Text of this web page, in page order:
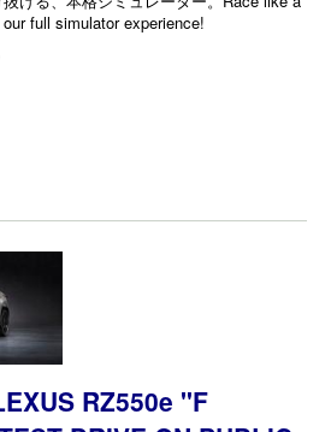
full simulator experience!
RZ550e "F